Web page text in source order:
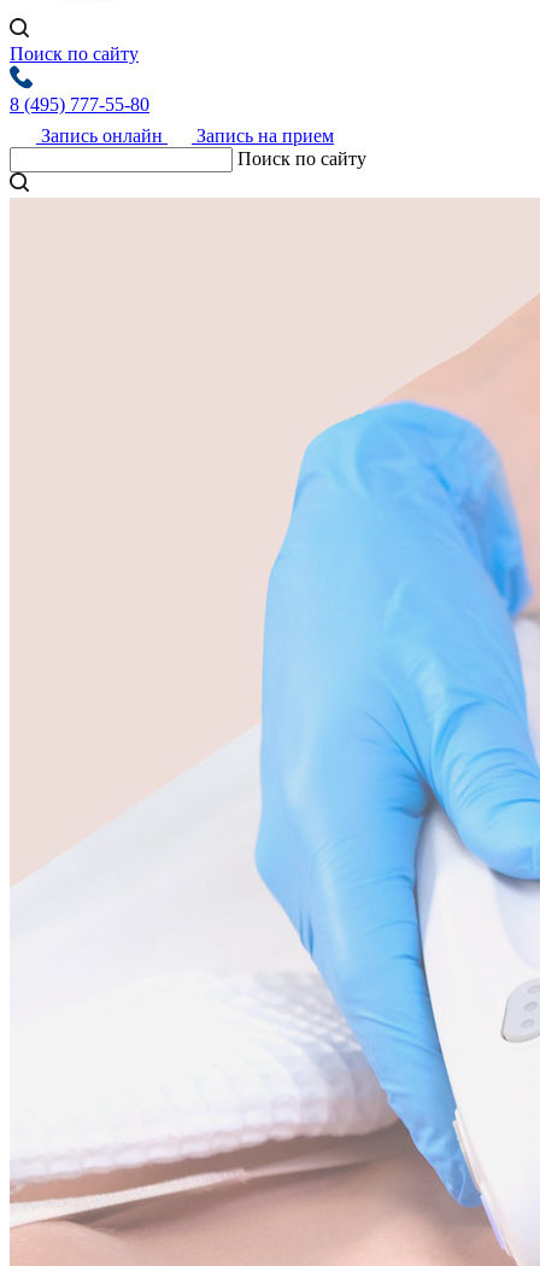
Поиск по сайту
8 (495) 777-55-80
Запись онлайн
Запись на прием
Поиск по сайту